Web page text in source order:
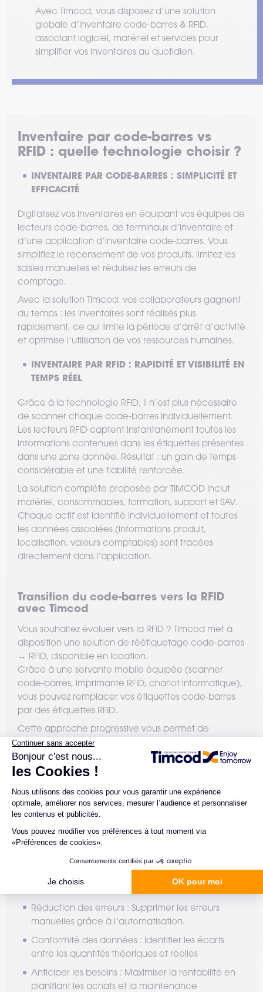
Avec Timcod, vous disposez d’une solution
globale d’inventaire code-barres & RFID,
associant logiciel, matériel et services pour
simplifier vos inventaires au quotidien.
Inventaire par code-barres vs
RFID : quelle technologie choisir ?
INVENTAIRE PAR CODE-BARRES : SIMPLICITÉ ET
EFFICACITÉ
Digitalisez vos inventaires en équipant vos équipes de
lecteurs code-barres, de terminaux d’inventaire et
d’une application d’inventaire code-barres. Vous
simplifiez le recensement de vos produits, limitez les
saisies manuelles et réduisez les erreurs de
comptage.
Avec la solution Timcod, vos collaborateurs gagnent
du temps : les inventaires sont réalisés plus
rapidement, ce qui limite la période d’arrêt d’activité
et optimise l’utilisation de vos ressources humaines.
INVENTAIRE PAR RFID : RAPIDITÉ ET VISIBILITÉ EN
TEMPS RÉEL
Grâce à la technologie RFID, il n’est plus nécessaire
de scanner chaque code-barres individuellement.
Les lecteurs RFID captent instantanément toutes les
informations contenues dans les étiquettes présentes
dans une zone donnée. Résultat : un gain de temps
considérable et une fiabilité renforcée.
La solution complète proposée par TIMCOD inclut
matériel, consommables, formation, support et SAV.
Chaque actif est identifié individuellement et toutes
les données associées (informations produit,
localisation, valeurs comptables) sont tracées
directement dans l’application.
Transition du code-barres vers la RFID
avec Timcod
Vous souhaitez évoluer vers la RFID ? Timcod met à
disposition une solution de réétiquetage code-barres
→ RFID, disponible en location.
Grâce à une servante mobile équipée (scanner
code-barres, imprimante RFID, chariot informatique),
vous pouvez remplacer vos étiquettes code-barres
par des étiquettes RFID.
Cette approche progressive vous permet de
préparer vos inventaires à la RFID tout en continuant
à exploiter vos processus existants, pour une
transition simple, rapide et sécurisée.
Les avantages de notre
solution
Gain de temps et de productivité : Réduire le
digitalisation des process.
Réduction des erreurs : Supprimer les erreurs
manuelles grâce à l’automatisation.
Conformité des données : Identifier les écarts
entre les quantités théoriques et réelles
Anticiper les besoins : Maximiser la rentabilité en
planifiant les achats et la maintenance